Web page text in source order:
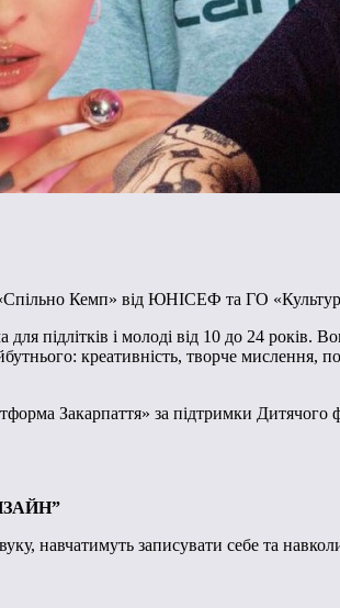
Кемп» від ЮНІСЕФ та ГО
підлітків і молоді від 10 до 24 років.
креативність, творче мислення,
Закарпаття» за підтримки
навчатимуть записувати себе та